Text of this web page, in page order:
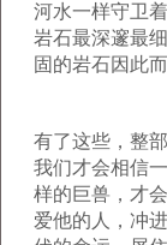
河水一样守卫
岩石最深邃最
固的岩石因此而
有了这些，整
我们才会相信
样的巨兽，才
爱他的人，冲